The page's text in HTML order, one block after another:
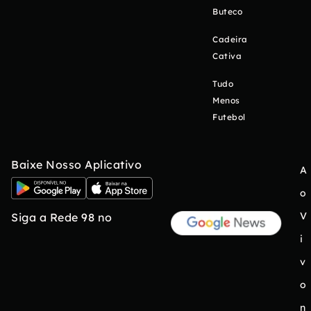
Buteco
Cadeira
Cativa
Tudo
Menos
Futebol
Baixe Nosso Aplicativo
Siga a Rede 98 no
A
o
V
i
v
o
n